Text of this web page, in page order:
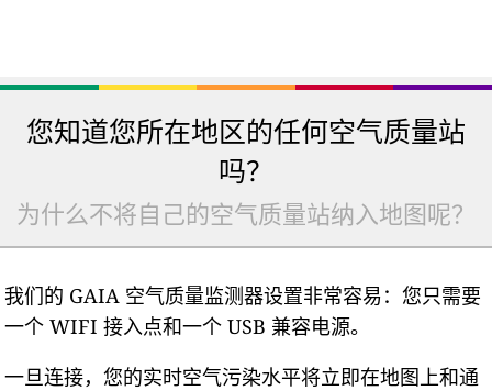
您知道您所在地区的任何空气质量站
吗？
为什么不将自己的空气质量站纳入地图呢？
我们的 GAIA 空气质量监测器设置非常容易：您只需要
一个 WIFI 接入点和一个 USB 兼容电源。
一旦连接，您的实时空气污染水平将立即在地图上和通